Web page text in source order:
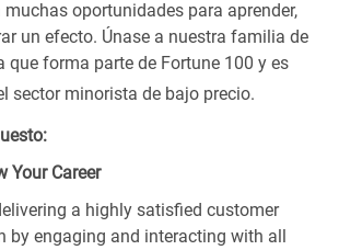
oportunidades para aprender,
un efecto. Únase a nuestra familia de
que forma parte de Fortune 100 y es
sector minorista de bajo precio.
Your Career
a highly satisfied customer
by engaging and interacting with all